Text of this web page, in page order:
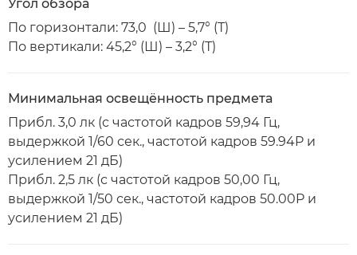
Угол обзора
По горизонтали: 73,0 (Ш) – 5,7° (Т)
По вертикали: 45,2° (Ш) – 3,2° (Т)
Минимальная освещённость предмета
Прибл. 3,0 лк (с частотой кадров 59,94 Гц,
выдержкой 1/60 сек., частотой кадров 59.94P и
усилением 21 дБ)
Прибл. 2,5 лк (с частотой кадров 50,00 Гц,
выдержкой 1/50 сек., частотой кадров 50.00P и
усилением 21 дБ)